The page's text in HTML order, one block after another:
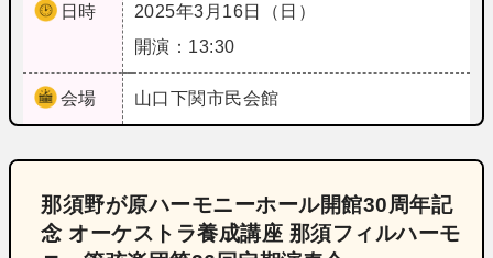
日時
2025年3月16日（日）
開演：13:30
会場 山口下関市民会館
那須野が原ハーモニーホール開館30周年記
念 オーケストラ養成講座 那須フィルハーモ